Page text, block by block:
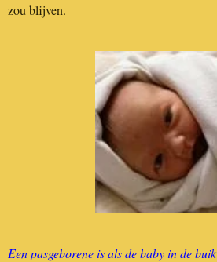
zou blijven.
Een pasgeborene is als de baby in de buik